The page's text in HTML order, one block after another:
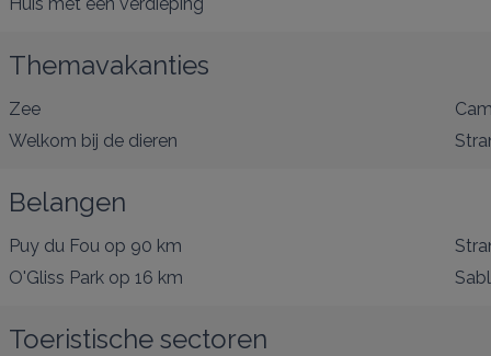
Themavakanties
Zee
Welkom bij de dieren
Belangen
Puy du Fou op 90 km
O'Gliss Park op 16 km
Toeristische sectoren